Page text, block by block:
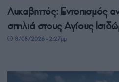
Λυκαβηττός: Εντοπισμός
σπηλιά στους Αγίους
8/08/2026 - 2:27μμ